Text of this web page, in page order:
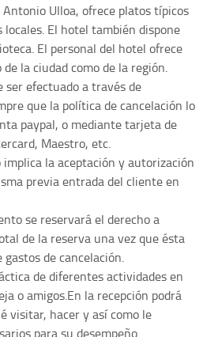
Ulloa, ofrece platos típicos
El hotel también dispone
El personal del hotel ofrece
la ciudad como de la región.
ser efectuado a través de
que la política de cancelación lo
paypal, o mediante tarjeta de
Maestro, etc.
la aceptación y autorización
previa entrada del cliente en
se reservará el derecho a
de la reserva una vez que ésta
de cancelación.
de diferentes actividades en
o amigos.En la recepción podrá
visitar, hacer y así como le
para su desempeño.